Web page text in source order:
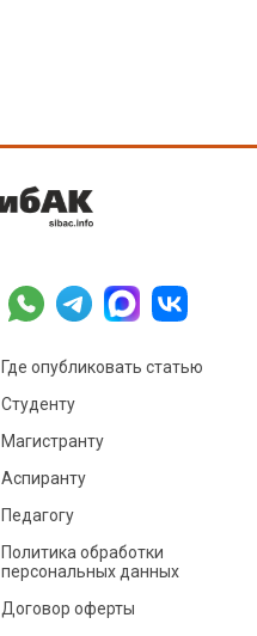
Где опубликовать статью
Студенту
Магистранту
Аспиранту
Педагогу
Политика обработки
персональных данных
Договор оферты